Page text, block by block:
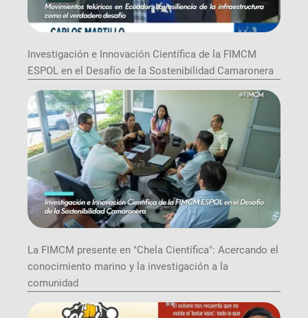
Investigación e Innovación Científica de la FIMCM
ESPOL en el Desafío de la Sostenibilidad Camaronera
La FIMCM presente en "Chela Científica": Acercando el
conocimiento marino y la investigación a la
comunidad